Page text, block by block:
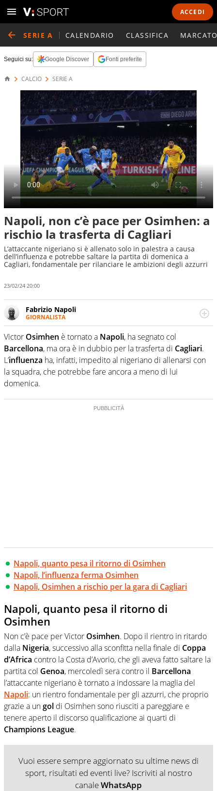
ACCEDI
SERIE A CALENDARIO CLASSIFICA
Seguici su: Google Discover Fonti preferite
CALCIO SERIE A
Napoli, non c’è pace per Osimhen: a
rischio la trasferta di Cagliari
L’attaccante nigeriano si è allenato solo in palestra a causa
dell’influenza e potrebbe saltare la partita di domenica a
Cagliari, fondamentale per rilanciare le ambizioni degli azzurri
23/02/24 20:00
Fabrizio Napoli
GIORNALISTA
Giornalista professionista, per Virgilio Sport segue anche
il calcio ma è con la pallanuoto che esalta competenze e
passioni. Cura la comunicazione di HaBaWaBa, il più
grande festival di waterpolo per bambini al mondo
Victor Osimhen è tornato a Napoli, ha segnato col
Barcellona, ma ora è in dubbio per la trasferta di Cagliari.
L’influenza ha, infatti, impedito al nigeriano di allenarsi con
la squadra, che potrebbe fare ancora a meno di lui
domenica.
Napoli, quanto pesa il ritorno di Osimhen
Napoli, l’influenza ferma Osimhen
Napoli, Osimhen a rischio per la gara di Cagliari
Napoli, quanto pesa il ritorno di
Osimhen
Non c’è pace per Victor Osimhen. Dopo il rientro in ritardo
dalla Nigeria, successivo alla sconfitta nella finale di Coppa
d’Africa contro la Costa d’Avorio, che gli aveva fatto saltare la
partita col Genoa, mercoledì sera contro il Barcellona
l’attaccante nigeriano è tornato a indossare la maglia del
Napoli: un rientro fondamentale per gli azzurri, che proprio
grazie a ungol di Osimhen sono riusciti a pareggiare e
tenere aperto il discorso qualificazione ai quarti di
Champions League.
Vuoi essere sempre aggiornato su ultime news di
sport, risultati ed eventi live? Iscriviti al nostro
canaleWhatsApp